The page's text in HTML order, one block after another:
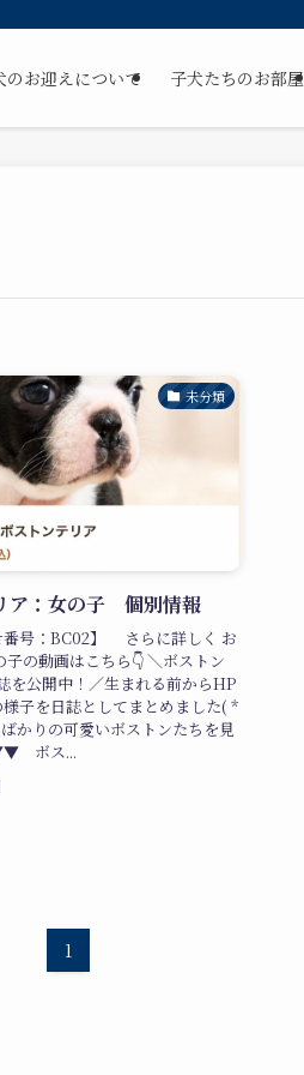
のお迎えについて 子犬たちのお部屋
未分類
ア：女の子 個別情報
番号：BC02】 さらに詳しく お
子の動画はこちら👇 ＼ボストン
を公開中！／生まれる前からHP
子を日誌としてまとめました( *
かりの可愛いボストンたちを見
ボス...
1